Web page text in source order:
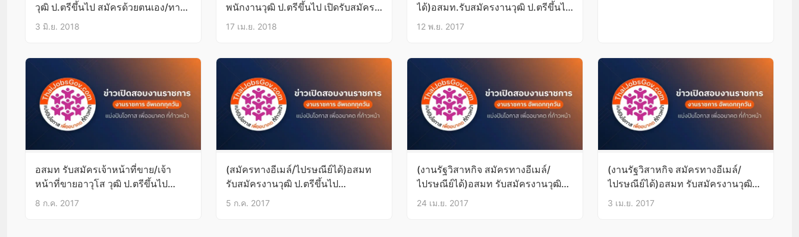
วุฒิ ป.ตรีขึ้นไป สมัครด้วยตนเอง/ทาง
ไปรษณีย์/อีเมล์ บัดนี้-11มิ.ย.61
3 มิ.ย. 2018
พนักงานวุฒิ ป.ตรีขึ้นไป เปิดรับสมัคร
ทางไปรษณีย์/อีเมล์บัดนี้-2พ.ค.61
17 เม.ย. 2018
ได้)อสมท.รับสมัครงานวุฒิ ป.ตรีขึ้นไป
บัดนี้-15พ.ย.60
12 พ.ย. 2017
อสมท รับสมัครเจ้าหน้าที่ขาย/เจ้า
หน้าที่ขายอาวุโส วุฒิ ป.ตรีขึ้นไป
บัดนี้-14ก.ค.60
8 ก.ค. 2017
(สมัครทางอีเมล์/ไปรษณีย์ได้)อสมท
รับสมัครงานวุฒิ ป.ตรีขึ้นไป
บัดนี้-14ก.ค.60
5 ก.ค. 2017
(งานรัฐวิสาหกิจ สมัครทางอีเมล์/
ไปรษณีย์ได้)อสมท รับสมัครงานวุฒิ
ป.ตรีขึ้นไป บัดนี้-2พ.ค.60
24 เม.ย. 2017
(งานรัฐวิสาหกิจ สมัครทางอีเมล์/
ไปรษณีย์ได้)อสมท รับสมัครงานวุฒิ
ป.ตรีขึ้นไป บัดนี้-18เม.ย.60
3 เม.ย. 2017